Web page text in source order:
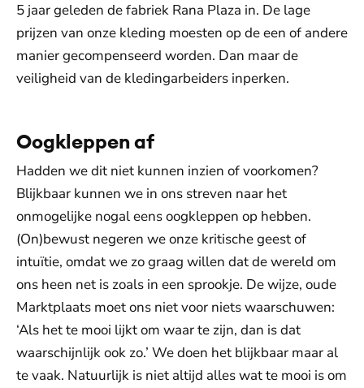
5 jaar geleden de fabriek Rana Plaza in. De lage
prijzen van onze kleding moesten op de een of andere
manier gecompenseerd worden. Dan maar de
veiligheid van de kledingarbeiders inperken.
Oogkleppen af
Hadden we dit niet kunnen inzien of voorkomen?
Blijkbaar kunnen we in ons streven naar het
onmogelijke nogal eens oogkleppen op hebben.
(On)bewust negeren we onze kritische geest of
intuïtie, omdat we zo graag willen dat de wereld om
ons heen net is zoals in een sprookje. De wijze, oude
Marktplaats moet ons niet voor niets waarschuwen:
‘Als het te mooi lijkt om waar te zijn, dan is dat
waarschijnlijk ook zo.’ We doen het blijkbaar maar al
te vaak. Natuurlijk is niet altijd alles wat te mooi is om